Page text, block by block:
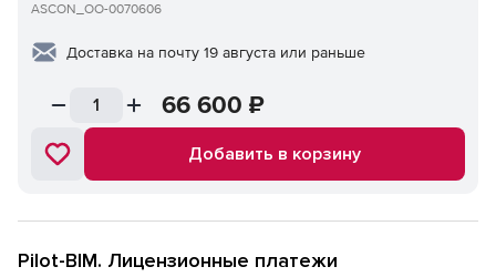
ASCON_ОО-0070606
Доставка на почту 19 августа или раньше
66 600 ₽
Добавить в корзину
Pilot-BIM. Лицензионные платежи